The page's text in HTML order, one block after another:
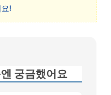
!
궁금했어요